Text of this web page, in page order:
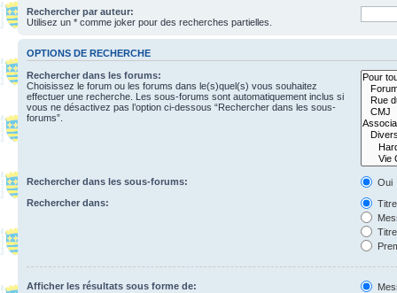
Rechercher par auteur:
Utilisez un * comme joker pour des recherches partielles.
OPTIONS DE RECHERCHE
Rechercher dans les forums:
Choisissez le forum ou les forums dans le(s)quel(s) vous souhaitez
effectuer une recherche. Les sous-forums sont automatiquement inclus si
vous ne désactivez pas l’option ci-dessous “Rechercher dans les sous-
forums”.
Rechercher dans les sous-forums:
Oui
Rechercher dans:
Afficher les résultats sous forme de: